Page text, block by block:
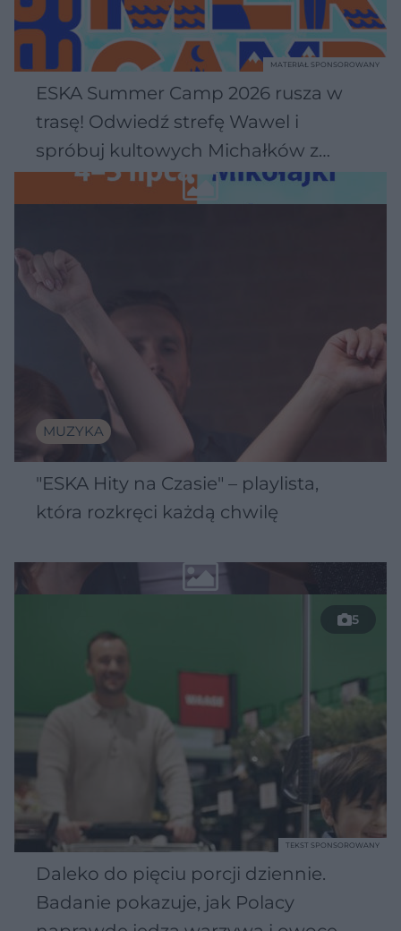
ESKA Summer Camp 2026 rusza w
trasę! Odwiedź strefę Wawel i
spróbuj kultowych Michałków z
Wawelu
MATERIAŁ SPONSOROWANY
MUZYKA
"ESKA Hity na Czasie" – playlista,
która rozkręci każdą chwilę
5
Daleko do pięciu porcji dziennie.
Badanie pokazuje, jak Polacy
TEKST SPONSOROWANY